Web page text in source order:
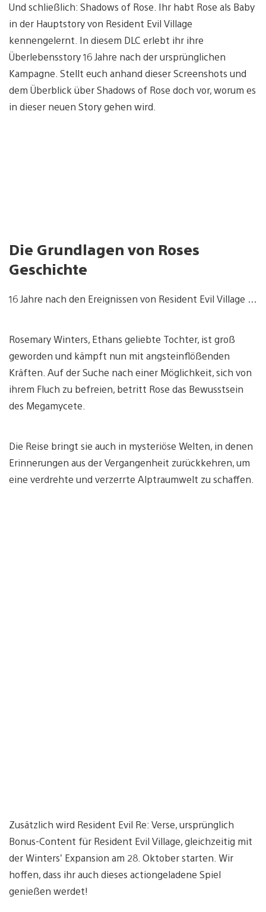
Und schließlich: Shadows of Rose. Ihr habt Rose als Baby
in der Hauptstory von Resident Evil Village
kennengelernt. In diesem DLC erlebt ihr ihre
Überlebensstory 16 Jahre nach der ursprünglichen
Kampagne. Stellt euch anhand dieser Screenshots und
dem Überblick über Shadows of Rose doch vor, worum es
in dieser neuen Story gehen wird.
Die Grundlagen von Roses
Geschichte
16 Jahre nach den Ereignissen von Resident Evil Village …
Rosemary Winters, Ethans geliebte Tochter, ist groß
geworden und kämpft nun mit angsteinflößenden
Kräften. Auf der Suche nach einer Möglichkeit, sich von
ihrem Fluch zu befreien, betritt Rose das Bewusstsein
des Megamycete.
Die Reise bringt sie auch in mysteriöse Welten, in denen
Erinnerungen aus der Vergangenheit zurückkehren, um
eine verdrehte und verzerrte Alptraumwelt zu schaffen.
Zusätzlich wird Resident Evil Re: Verse, ursprünglich
Bonus-Content für Resident Evil Village, gleichzeitig mit
der Winters’ Expansion am 28. Oktober starten. Wir
hoffen, dass ihr auch dieses actiongeladene Spiel
genießen werdet!